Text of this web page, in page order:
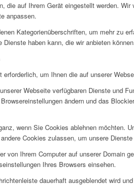
die auf Ihrem Gerät eingestellt werden.
anpassen.
Kategorienüberschriften, um mehr zu
haben kann, die wir anbieten
erforderlich, um Ihnen die auf unserer
Webseite verfügbaren Dienste und
ändern und das
wenn Sie Cookies ablehnen möchten.
Cookies zulassen, um unsere
von Ihrem Computer auf unserer Domain
Ihres Browsers einsehen.
dauerhaft ausgeblendet wird